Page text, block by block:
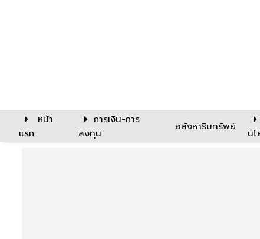
หน้า
แรก
การเงิน-การ
ลงทุน
อสังหาริมทรัพย์
น